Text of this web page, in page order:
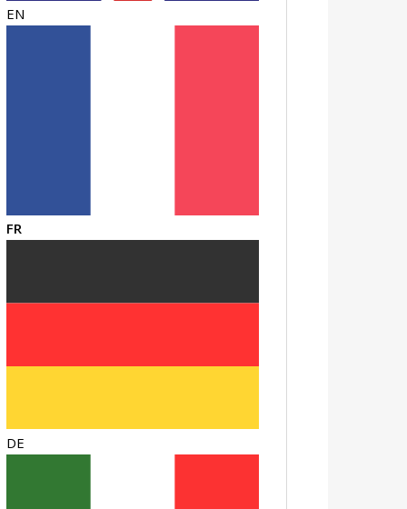
EN
FR
DE